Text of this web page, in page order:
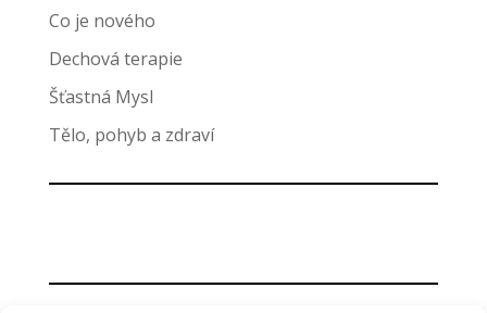
Co je nového
Dechová terapie
Šťastná Mysl
Tělo, pohyb a zdraví